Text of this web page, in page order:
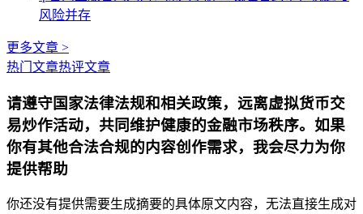
风险并存
更多文章 >
热门文章热评文章
请遵守国家法律法规和相关政策，远离虚拟货币交
易炒作活动，共同维护健康的金融市场秩序。如果
你有其他合法合规的内容创作需求，我会尽力为你
提供帮助
你还没有提供需要生成摘要的具体原文内容，无法直接生成对